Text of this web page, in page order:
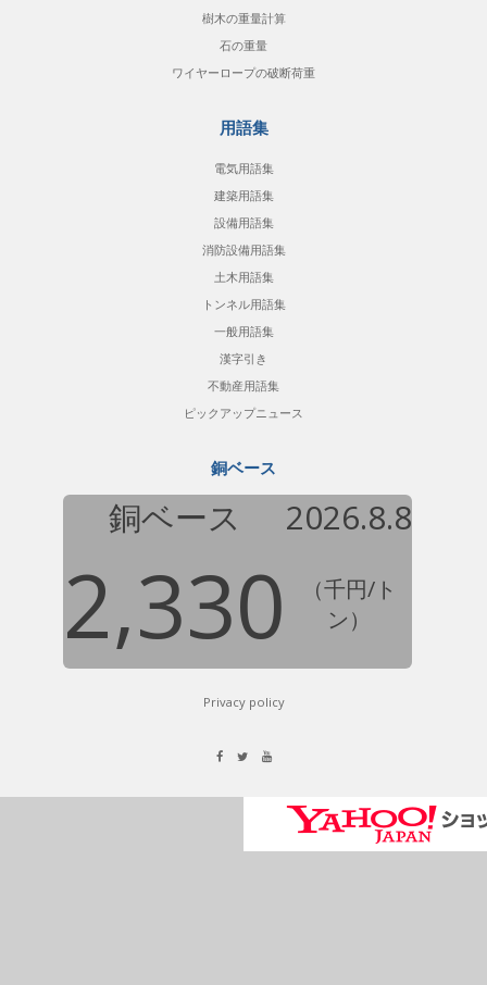
樹木の重量計算
石の重量
ワイヤーロープの破断荷重
用語集
電気用語集
建築用語集
設備用語集
消防設備用語集
土木用語集
トンネル用語集
一般用語集
漢字引き
不動産用語集
ピックアップニュース
銅ベース
銅ベース 2026.8.8
2,330
（千円/ト
ン）
Privacy policy